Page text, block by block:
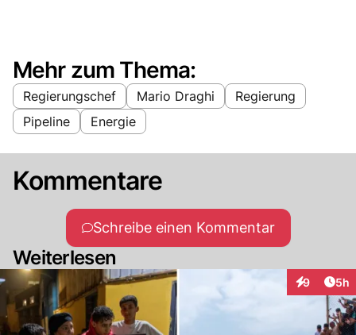
Mehr zum Thema:
Regierungschef Mario Draghi
Regierung
Pipeline
Energie
Kommentare
Schreibe einen Kommentar
Weiterlesen
9 5h